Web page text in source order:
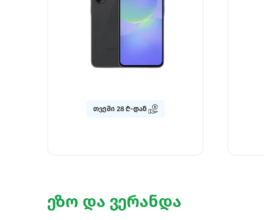
თვეში 26 ₾-დან
ეზო და ვერანდა